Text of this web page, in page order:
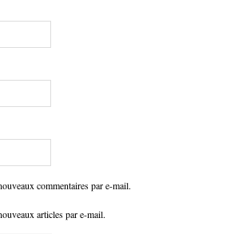
commentaires par e-mail.
articles par e-mail.